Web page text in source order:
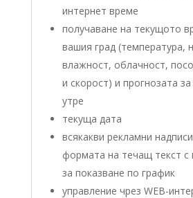
интернет време
получаване на текущото
вашия град (температура,
влажност, облачност,
и скорост) и прогнозата
утре
текуща дата
всякакви рекламни
формата на течащ текст
за показване по график
управление чрез WEB-